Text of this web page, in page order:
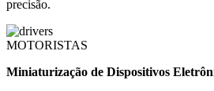
precisão.
MOTORISTAS
Miniaturização de Dispositivos